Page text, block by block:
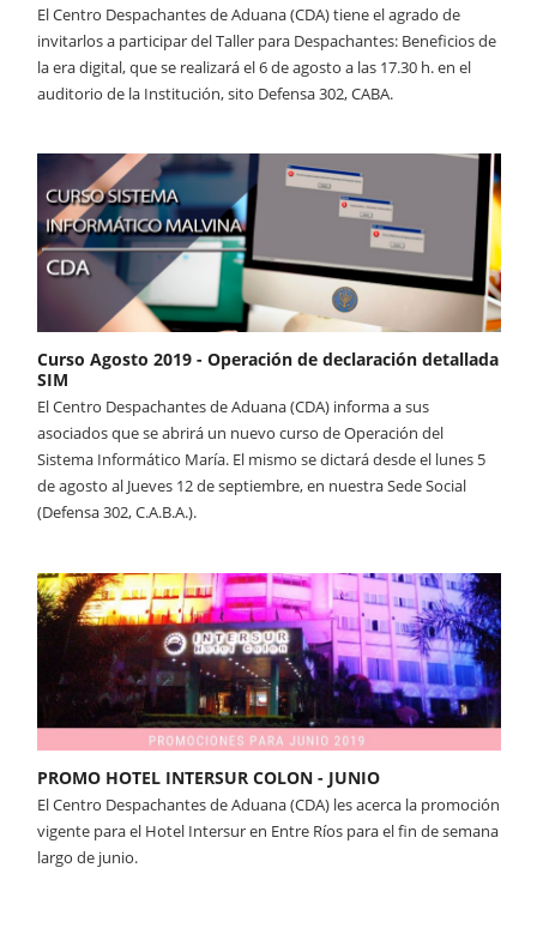
El Centro Despachantes de Aduana (CDA) tiene el agrado de
invitarlos a participar del Taller para Despachantes: Beneficios de
la era digital, que se realizará el 6 de agosto a las 17.30 h. en el
auditorio de la Institución, sito Defensa 302, CABA.
Curso Agosto 2019 - Operación de declaración detallada
SIM
El Centro Despachantes de Aduana (CDA) informa a sus
asociados que se abrirá un nuevo curso de Operación del
Sistema Informático María. El mismo se dictará desde el lunes 5
de agosto al Jueves 12 de septiembre, en nuestra Sede Social
(Defensa 302, C.A.B.A.).
PROMO HOTEL INTERSUR COLON - JUNIO
El Centro Despachantes de Aduana (CDA) les acerca la promoción
vigente para el Hotel Intersur en Entre Ríos para el fin de semana
largo de junio.